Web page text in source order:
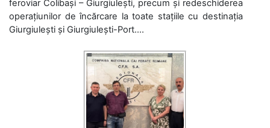
feroviar Colibași – Giurgiulești, precum și redeschiderea
operațiunilor de încărcare la toate stațiile cu destinația
Giurgiulești și Giurgiulești-Port....